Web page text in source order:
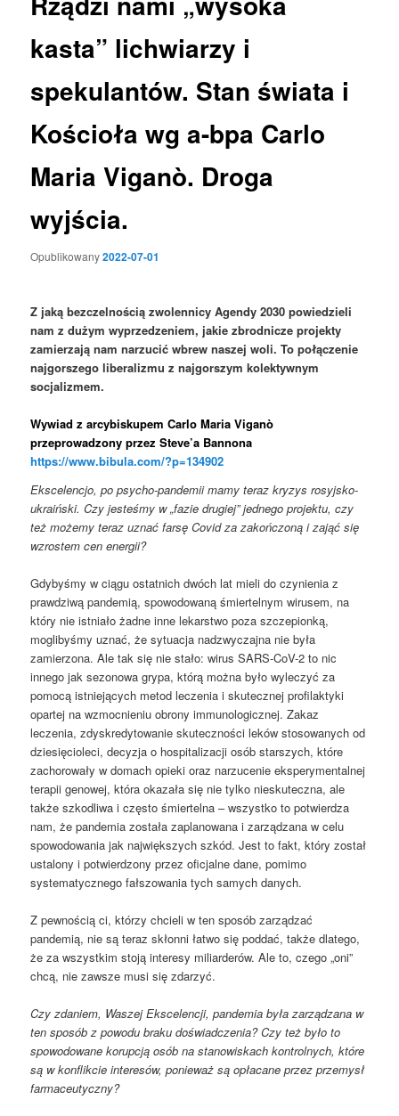
kasta” lichwiarzy i
spekulantów. Stan świata i
Kościoła wg a-bpa Carlo
Maria Viganò. Droga
wyjścia.
Opublikowany2022-07-01
Z jaką bezczelnością zwolennicy Agendy 2030 powiedzieli
nam z dużym wyprzedzeniem, jakie zbrodnicze projekty
zamierzają nam narzucić wbrew naszej woli.To połączenie
najgorszego liberalizmu z najgorszym kolektywnym
socjalizmem.
Wywiad z arcybiskupem Carlo Maria Viganò
przeprowadzony przez Steve’a Bannona
https://www.bibula.com/?p=134902
Ekscelencjo, po psycho-pandemii mamy teraz kryzys rosyjsko-
ukraiński. Czy jesteśmy w „fazie drugiej” jednego projektu, czy
też możemy teraz uznać farsę Covid za zakończoną i zająć się
wzrostem cen energii?
Gdybyśmy w ciągu ostatnich dwóch lat mieli do czynienia z
prawdziwą pandemią, spowodowaną śmiertelnym wirusem, na
który nie istniało żadne inne lekarstwo poza szczepionką,
moglibyśmy uznać, że sytuacja nadzwyczajna nie była
zamierzona. Ale tak się nie stało: wirus SARS-CoV-2 to nic
innego jak sezonowa grypa, którą można było wyleczyć za
pomocą istniejących metod leczenia i skutecznej profilaktyki
opartej na wzmocnieniu obrony immunologicznej. Zakaz
leczenia, zdyskredytowanie skuteczności leków stosowanych od
dziesięcioleci, decyzja o hospitalizacji osób starszych, które
zachorowały w domach opieki oraz narzucenie eksperymentalnej
terapii genowej, która okazała się nie tylko nieskuteczna, ale
także szkodliwa i często śmiertelna – wszystko to potwierdza
nam, że pandemia została zaplanowana i zarządzana w celu
spowodowania jak największych szkód. Jest to fakt, który został
ustalony i potwierdzony przez oficjalne dane, pomimo
systematycznego fałszowania tych samych danych.
Z pewnością ci, którzy chcieli w ten sposób zarządzać
pandemią, nie są teraz skłonni łatwo się poddać, także dlatego,
że za wszystkim stoją interesy miliarderów. Ale to, czego „oni”
chcą, nie zawsze musi się zdarzyć.
Czy zdaniem, Waszej Ekscelencji, pandemia była zarządzana w
ten sposób z powodu braku doświadczenia? Czy też było to
spowodowane korupcją osób na stanowiskach kontrolnych, które
są w konflikcie interesów, ponieważ są opłacane przez przemysł
farmaceutyczny?